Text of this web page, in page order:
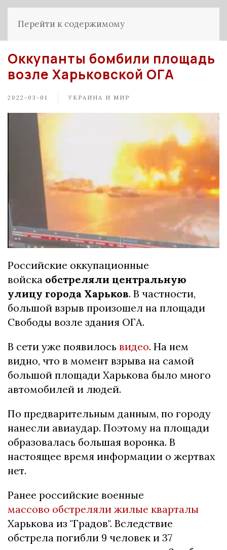
Перейти к содержимому
Оккупанты бомбили площадь
возле Харьковской ОГА
2022-03-01 УКРАИНА И МИР
Российские оккупационные
войска обстреляли центральную
улицу города Харьков. В частности,
большой взрыв произошел на площади
Свободы возле здания ОГА.
В сети уже появилось видео. На нем
видно, что в момент взрыва на самой
большой площади Харькова было много
автомобилей и людей.
По предварительным данным, по городу
нанесли авиаудар. Поэтому на площади
образовалась большая воронка. В
настоящее время информации о жертвах
нет.
Ранее российские военные
массово обстреляли жилые кварталы
Харькова из "Градов". Вследствие
обстрела погибли 9 человек и 37